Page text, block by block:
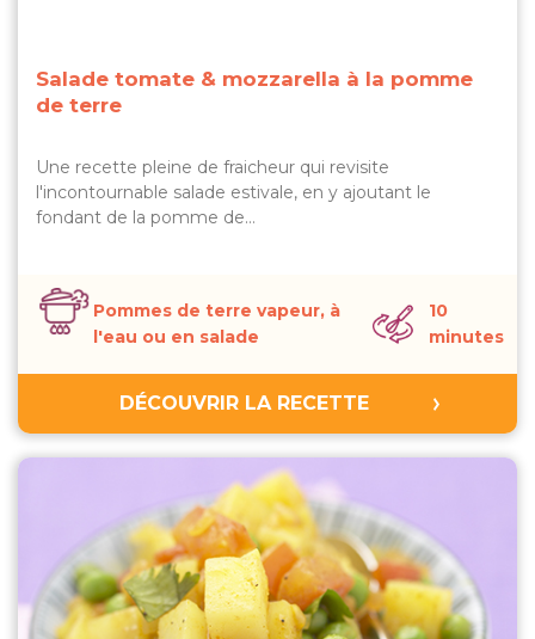
Salade tomate & mozzarella à la pomme
de terre
Une recette pleine de fraicheur qui revisite
l'incontournable salade estivale, en y ajoutant le
fondant de la pomme de…
Pommes de terre vapeur, à
l'eau ou en salade
10
minutes
DÉCOUVRIR LA RECETTE